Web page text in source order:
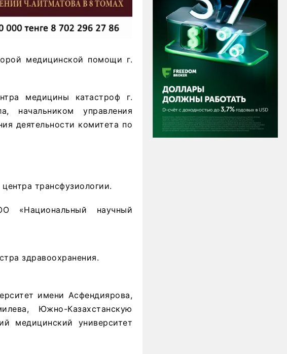
медицинской помощи г.
медицины катастроф г.
начальником управления
деятельности комитета по
трансфузиологии.
«Национальный научный
здравоохранения.
имени Асфендиярова,
Южно-Казахстанскую
медицинский университет